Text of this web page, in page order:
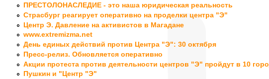
ПРЕСТОЛОНАСЛЕДИЕ - это наша юридическая реальность
Страсбург реагирует оперативно на проделки центра "Э"
Центр Э. Давление на активистов в Магадане
www.extremizma.net
День единых действий против Центра "Э": 30 октября
Пресс-релиз. Обновляется оперативно
Акции протеста против деятельности центров "Э" пройдут в 10
Пушкин и "Центр "Э"